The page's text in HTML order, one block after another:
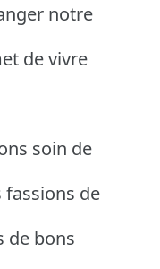
notre
de vivre
soin de
de
de bons